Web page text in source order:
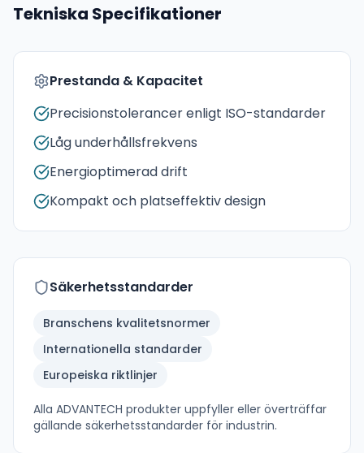
Tekniska Specifikationer
Prestanda & Kapacitet
Precisionstolerancer enligt ISO-standarder
Låg underhållsfrekvens
Energioptimerad drift
Kompakt och platseffektiv design
Säkerhetsstandarder
Branschens kvalitetsnormer
Internationella standarder
Europeiska riktlinjer
Alla ADVANTECH produkter uppfyller eller överträffar
gällande säkerhetsstandarder för industrin.